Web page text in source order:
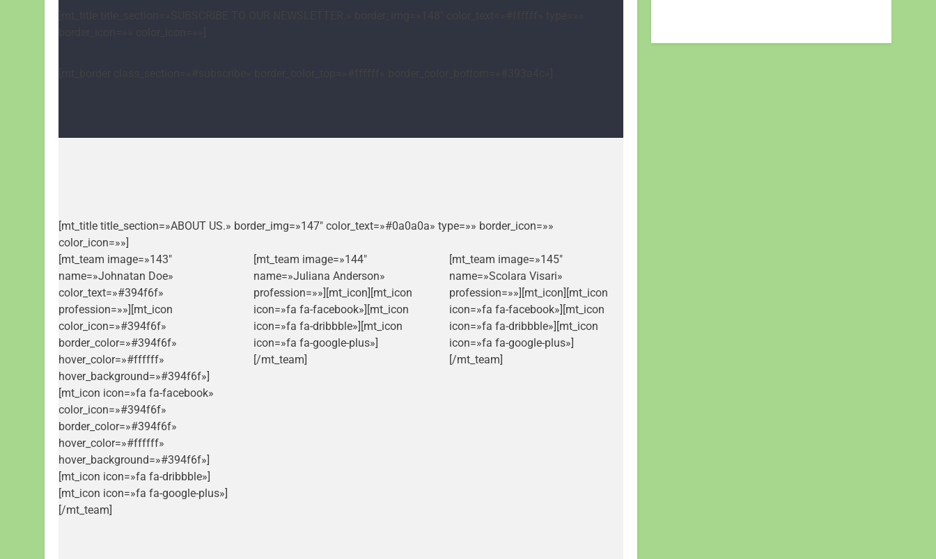
[mt_title title_section=»ABOUT US.» border_img=»147″ color_text=»#0a0a0a» type=»» border_icon=»»
color_icon=»»]
[mt_team image=»143″
name=»Johnatan Doe»
color_text=»#394f6f»
profession=»»][mt_icon
color_icon=»#394f6f»
border_color=»#394f6f»
hover_color=»#ffffff»
hover_background=»#394f6f»]
[mt_icon icon=»fa fa-facebook»
color_icon=»#394f6f»
border_color=»#394f6f»
hover_color=»#ffffff»
hover_background=»#394f6f»]
[mt_icon icon=»fa fa-dribbble»]
[mt_icon icon=»fa fa-google-plus»]
[/mt_team]
[mt_team image=»144″
name=»Juliana Anderson»
profession=»»][mt_icon][mt_icon
icon=»fa fa-facebook»][mt_icon
icon=»fa fa-dribbble»][mt_icon
icon=»fa fa-google-plus»]
[/mt_team]
[mt_team image=»145″
name=»Scolara Visari»
profession=»»][mt_icon][mt_icon
icon=»fa fa-facebook»][mt_icon
icon=»fa fa-dribbble»][mt_icon
icon=»fa fa-google-plus»]
[/mt_team]